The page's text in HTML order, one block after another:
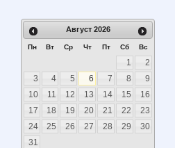
Август 2026
Пн Вт Ср Чт Пт Сб Вс
1
2
3
4 5 6 7 8
9
10
11 12 13 14 15
16
17
18 19 20 21 22
23
24
25 26 27 28 29
30
31